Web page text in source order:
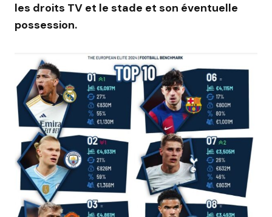
les droits TV et le stade et son éventuelle
possession.